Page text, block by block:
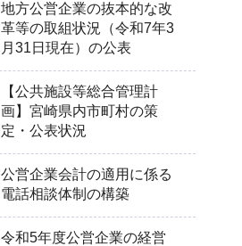
地方公営企業の抜本的な改
革等の取組状況（令和7年3
月31日現在）の公表
【公共施設等総合管理計
画】宮崎県内市町村の策
定・公表状況
公営企業会計の適用に係る
電話相談体制の構築
令和5年度公営企業の経営